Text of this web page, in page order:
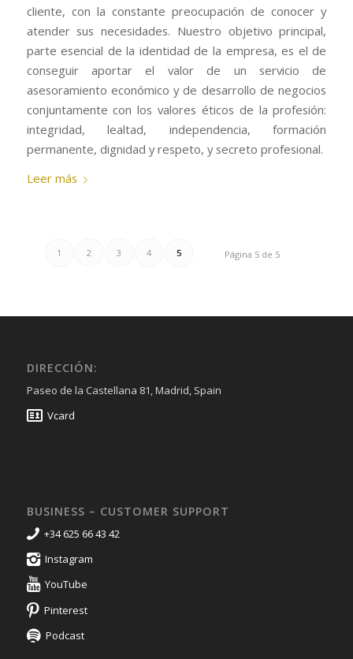
cliente, con la constante preocupación de conocer y
atender sus necesidades. Nuestro objetivo principal,
parte esencial de la identidad de la empresa, es el de
conseguir aportar el valor de un servicio de
asesoramiento económico y de desarrollo de negocios
conjuntamente con los valores éticos de la profesión:
integridad, lealtad, independencia, formación
permanente, dignidad y respeto, y secreto profesional.
Leer más
Página 5 de 5
1 2 3 4 5
DIRECCIÓN:
Paseo de la Castellana 81, Madrid, Spain
Vcard
BUSINESS – CUSTOMER SUPPORT
+34 625 66 43 42
Instagram
YouTube
Pinterest
Podcast